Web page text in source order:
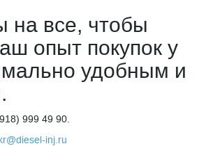
на все, чтобы
опыт покупок у
удобным и
999 49 90.
inj.ru